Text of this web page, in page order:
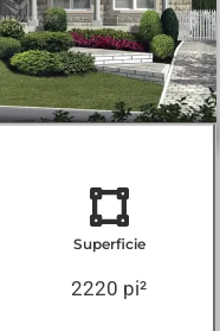
Superficie
2220 pi²